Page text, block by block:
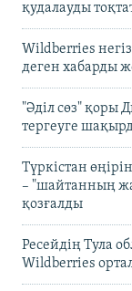
қудалауды
Wildberries
деген хабарды
"Әділ сөз" қоры
тергеуге
Түркістан
– "шайтанның
қозғалды
Ресейдің Тула
Wildberries